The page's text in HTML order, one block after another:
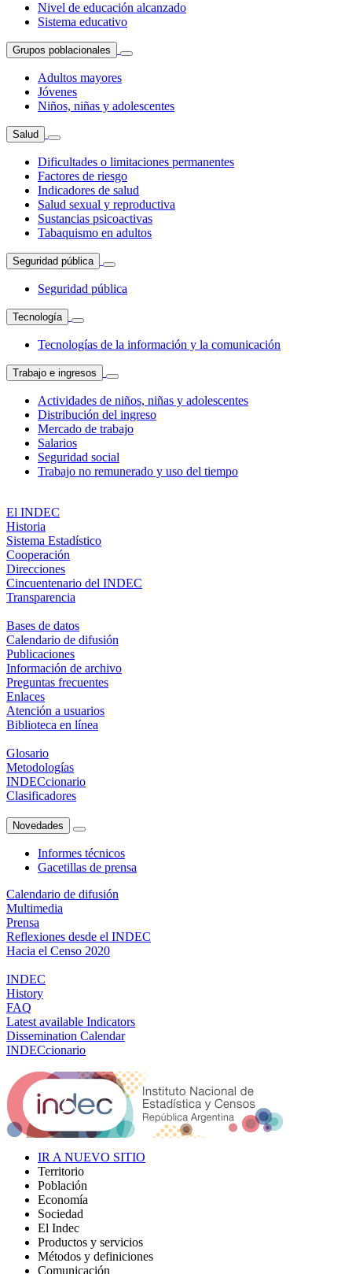
Nivel de educación alcanzado
Sistema educativo
Grupos poblacionales
Adultos mayores
Jóvenes
Niños, niñas y adolescentes
Salud
Dificultades o limitaciones permanentes
Factores de riesgo
Indicadores de salud
Salud sexual y reproductiva
Sustancias psicoactivas
Tabaquismo en adultos
Seguridad pública
Seguridad pública
Tecnología
Tecnologías de la información y la comunicación
Trabajo e ingresos
Actividades de niños, niñas y adolescentes
Distribución del ingreso
Mercado de trabajo
Salarios
Seguridad social
Trabajo no remunerado y uso del tiempo
El INDEC
Historia
Sistema Estadístico
Cooperación
Direcciones
Cincuentenario del INDEC
Transparencia
Bases de datos
Calendario de difusión
Publicaciones
Información de archivo
Preguntas frecuentes
Enlaces
Atención a usuarios
Biblioteca en línea
Glosario
Metodologías
INDECcionario
Clasificadores
Novedades
Informes técnicos
Gacetillas de prensa
Calendario de difusión
Multimedia
Prensa
Reflexiones desde el INDEC
Hacia el Censo 2020
INDEC
History
FAQ
Latest available Indicators
Dissemination Calendar
INDECcionario
IR A NUEVO SITIO
Territorio
Población
Economía
Sociedad
El Indec
Productos y servicios
Métodos y definiciones
Comunicación